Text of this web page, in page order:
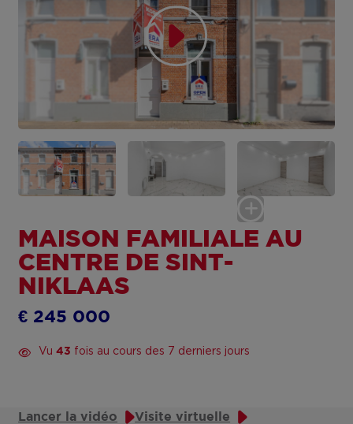
MAISON FAMILIALE AU
CENTRE DE SINT-
NIKLAAS
Vu43 fois au cours des 7 derniers jours
€ 245 000
Lancer la vidéo Visite virtuelle